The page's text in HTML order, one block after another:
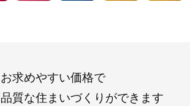
お求めやすい価格で
質な住まいづくりができます